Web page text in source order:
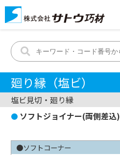
廻り縁（塩ビ）
塩ビ見切・廻り縁
ソフトジョイナー(両側差込)
●ソフトコーナー